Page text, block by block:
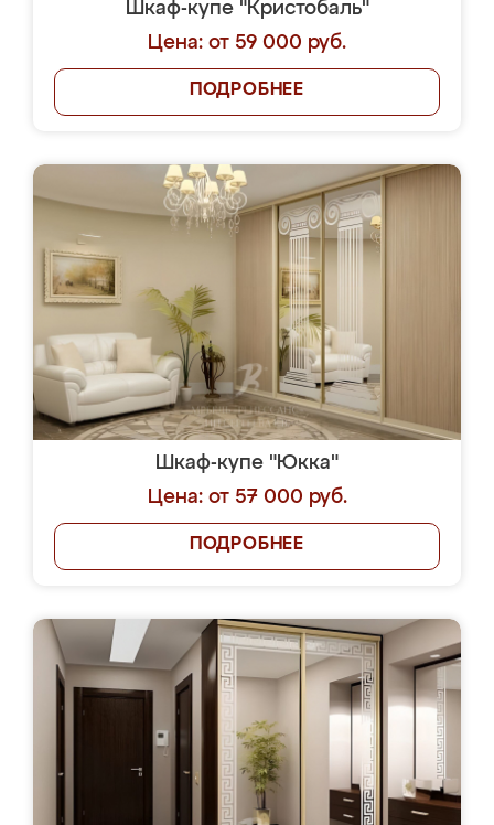
Шкаф-купе "Кристобаль"
Цена: от 59 000 руб.
ПОДРОБНЕЕ
Шкаф-купе "Юкка"
Цена: от 57 000 руб.
ПОДРОБНЕЕ